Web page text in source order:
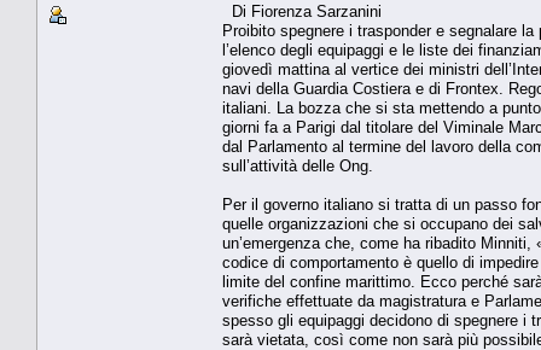
Di Fiorenza Sarzanini
Proibito spegnere i trasponder e segnalare
l’elenco degli equipaggi e le liste dei
giovedì mattina al vertice dei ministri
navi della Guardia Costiera e di Frontex.
italiani. La bozza che si sta mettendo a
giorni fa a Parigi dal titolare del Viminale
dal Parlamento al termine del lavoro della
sull’attività delle Ong.
Per il governo italiano si tratta di un passo
quelle organizzazioni che si occupano dei
un’emergenza che, come ha ribadito
codice di comportamento è quello di
limite del confine marittimo. Ecco perché
verifiche effettuate da magistratura e
spesso gli equipaggi decidono di spegnere i
sarà vietata, così come non sarà più